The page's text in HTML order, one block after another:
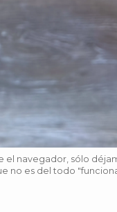
el navegador, sólo
no es del todo